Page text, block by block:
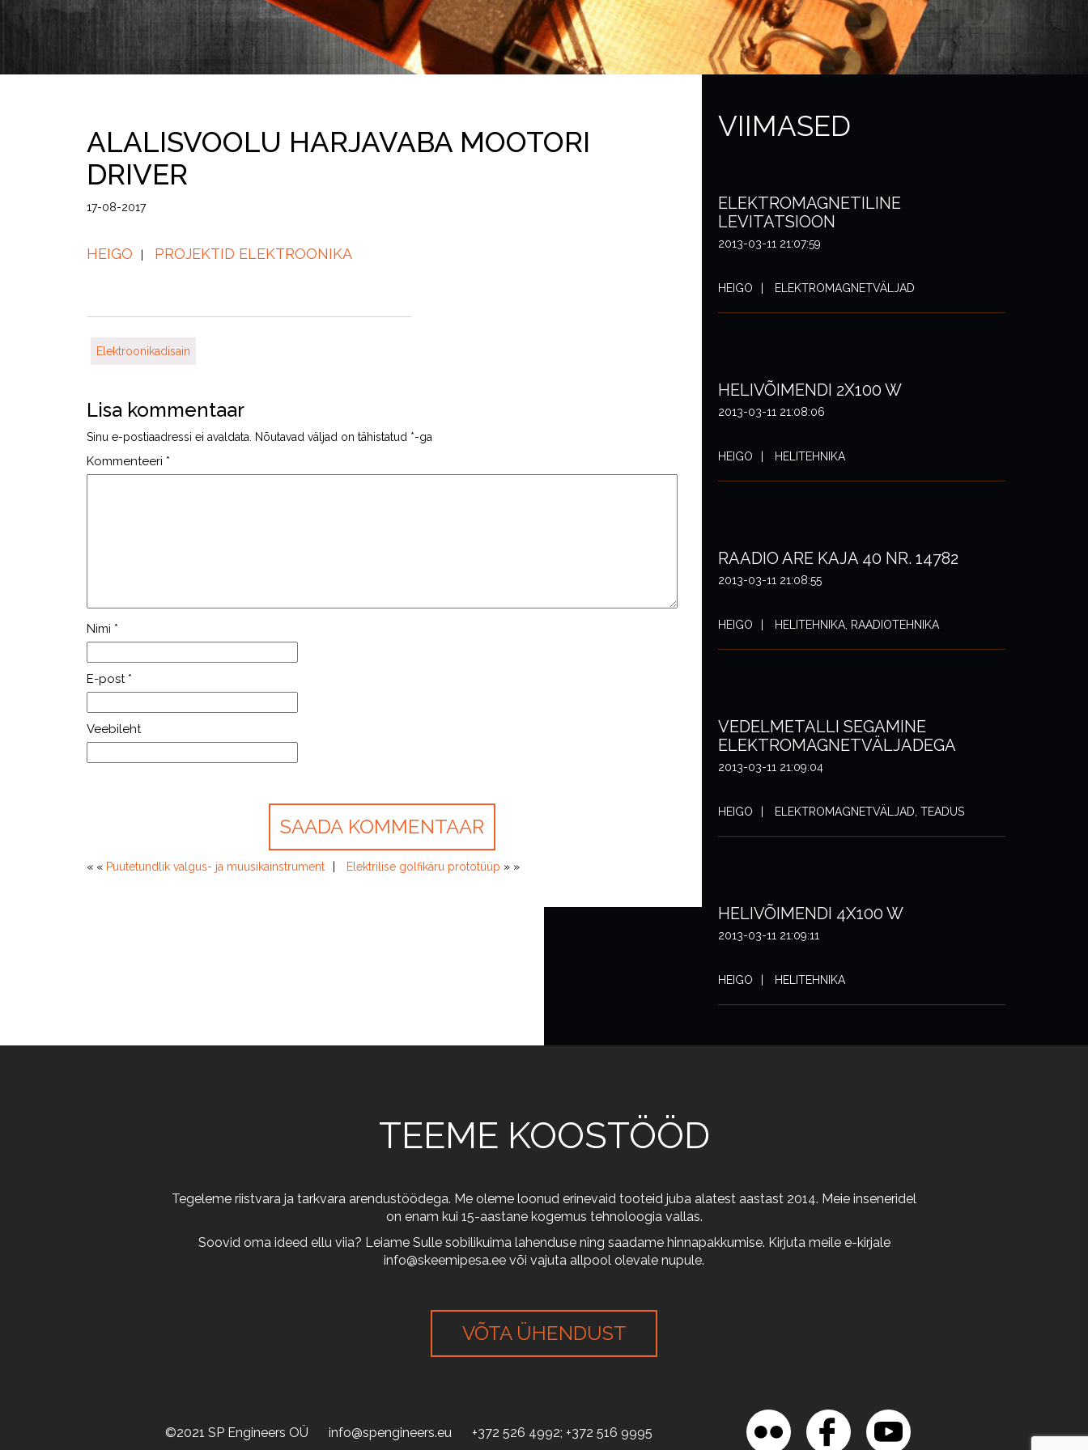
ALALISVOOLU HARJAVABA MOOTORI
DRIVER
17-08-2017
HEIGO PROJEKTID ELEKTROONIKA
Elektroonikadisain
Lisa kommentaar
Sinu e-postiaadressi ei avaldata. Nõutavad väljad on tähistatud *-ga
Kommenteeri *
Nimi *
E-post *
Veebileht
« « Puutetundlik valgus- ja muusikainstrument Elektrilise golfikäru prototüüp » »
VIIMASED
ELEKTROMAGNETILINE
LEVITATSIOON
2013-03-11 21:07:59
HEIGO ELEKTROMAGNETVÄLJAD
HELIVÕIMENDI 2X100 W
2013-03-11 21:08:06
HEIGO HELITEHNIKA
RAADIO ARE KAJA 40 NR. 14782
2013-03-11 21:08:55
HEIGO HELITEHNIKA, RAADIOTEHNIKA
VEDELMETALLI SEGAMINE
ELEKTROMAGNETVÄLJADEGA
2013-03-11 21:09:04
HEIGO ELEKTROMAGNETVÄLJAD, TEADUS
HELIVÕIMENDI 4X100 W
2013-03-11 21:09:11
HEIGO HELITEHNIKA
TEEME KOOSTÖÖD
Tegeleme riistvara ja tarkvara arendustöödega. Me oleme loonud erinevaid tooteid juba alatest aastast 2014. Meie inseneridel
on enam kui 15-aastane kogemus tehnoloogia vallas.
Soovid oma ideed ellu viia? Leiame Sulle sobilikuima lahenduse ning saadame hinnapakkumise. Kirjuta meile e-kirjale
info@skeemipesa.ee või vajuta allpool olevale nupule.
VÕTA ÜHENDUST
©2021 SP Engineers OÜ info@spengineers.eu +372 526 4992; +372 516 9995